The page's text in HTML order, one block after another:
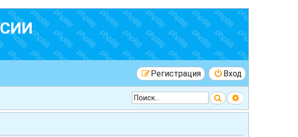
Вход
Регистрация
ПоискРасширенный